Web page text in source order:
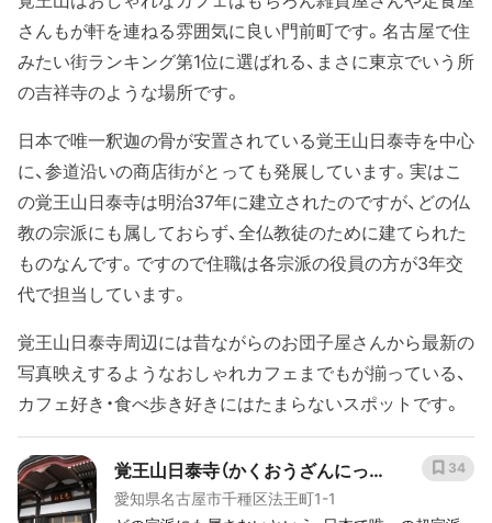
さんもが軒を連ねる雰囲気に良い門前町です。名古屋で住
みたい街ランキング第1位に選ばれる、まさに東京でいう所
の吉祥寺のような場所です。
日本で唯一釈迦の骨が安置されている覚王山日泰寺を中心
に、参道沿いの商店街がとっても発展しています。実はこ
の覚王山日泰寺は明治37年に建立されたのですが、どの仏
教の宗派にも属しておらず、全仏教徒のために建てられた
ものなんです。ですので住職は各宗派の役員の方が3年交
代で担当しています。
覚王山日泰寺周辺には昔ながらのお団子屋さんから最新の
写真映えするようなおしゃれカフェまでもが揃っている、
カフェ好き・食べ歩き好きにはたまらないスポットです。
覚王山日泰寺（かくおうざんにった
いじ）
愛知県名古屋市千種区法王町1-1
34